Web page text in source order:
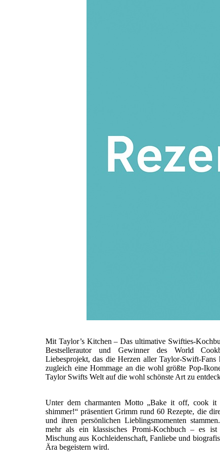
Mit Taylor’s Kitchen – Das ultimative Swifties-
Bestsellerautor und Gewinner des World
Liebesprojekt, das die Herzen aller Taylor-Swift-Fans
zugleich eine Hommage an die wohl größte Pop-
Taylor Swifts Welt auf die wohl schönste Art zu
Unter dem charmanten Motto „Bake it off, cook
shimmer!“ präsentiert Grimm rund 60 Rezepte, die
und ihren persönlichen Lieblingsmomenten
mehr als ein klassisches Promi-Kochbuch – es ist
Mischung aus Kochleidenschaft, Fanliebe und
Ära begeistern wird.